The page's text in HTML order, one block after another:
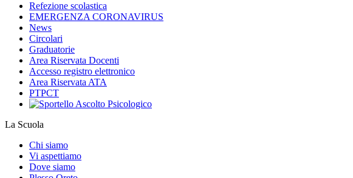
Refezione scolastica
EMERGENZA CORONAVIRUS
News
Circolari
Graduatorie
Area Riservata Docenti
Accesso registro elettronico
Area Riservata ATA
PTPCT
La Scuola
Chi siamo
Vi aspettiamo
Dove siamo